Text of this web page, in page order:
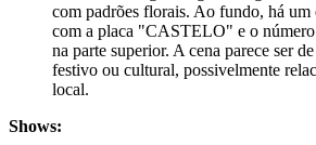
com padrões florais. Ao fundo, há um
com a placa "CASTELO" e o
na parte superior. A cena parece ser
festivo ou cultural, possivelmente
local.
Shows: